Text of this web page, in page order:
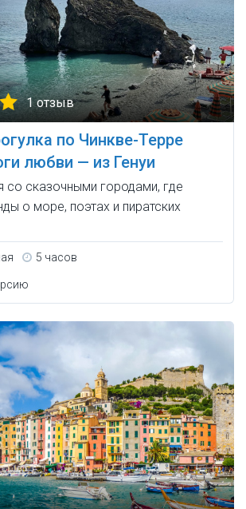
1 отзыв
по Чинкве-Терре
любви — из Генуи
со сказочными городами, где
о море, поэтах и пиратских
5 часов